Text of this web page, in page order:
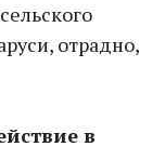
отрадно,
в